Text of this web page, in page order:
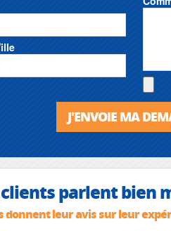
J'ENVOIE MA
parlent bien
donnent leur avis sur leur